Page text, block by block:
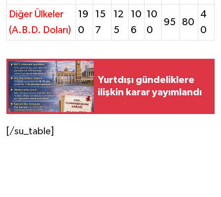
Diğer Ülkeler
(A.B.D. Doları)
19
0
15
7
12
5
10
6
10
0
95 80
4
0
Yurtdışı gündeliklere
ilişkin karar yayımlandı
[/su_table]